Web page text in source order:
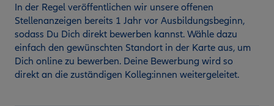
In der Regel veröffentlichen wir unsere offenen
Stellenanzeigen bereits 1 Jahr vor Ausbildungsbeginn,
sodass Du Dich direkt bewerben kannst. Wähle dazu
einfach den gewünschten Standort in der Karte aus, um
Dich online zu bewerben. Deine Bewerbung wird so
direkt an die zuständigen Kolleg:innen weitergeleitet.